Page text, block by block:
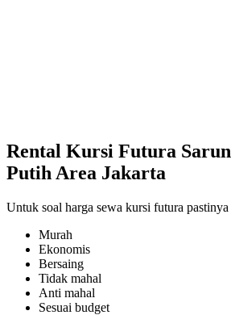
Rental Kursi Futura
Putih Area Jakarta
Untuk soal harga sewa kursi futura pastinya
Murah
Ekonomis
Bersaing
Tidak mahal
Anti mahal
Sesuai budget